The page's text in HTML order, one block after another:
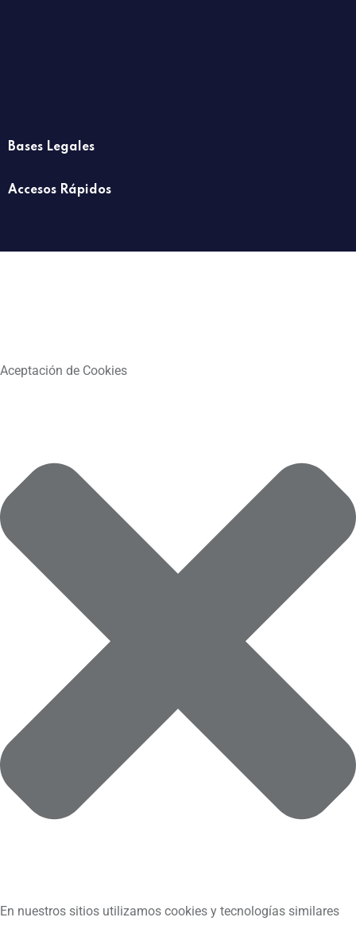
Bases Legales
Accesos Rápidos
Aceptación de Cookies
En nuestros sitios utilizamos cookies y tecnologías similares